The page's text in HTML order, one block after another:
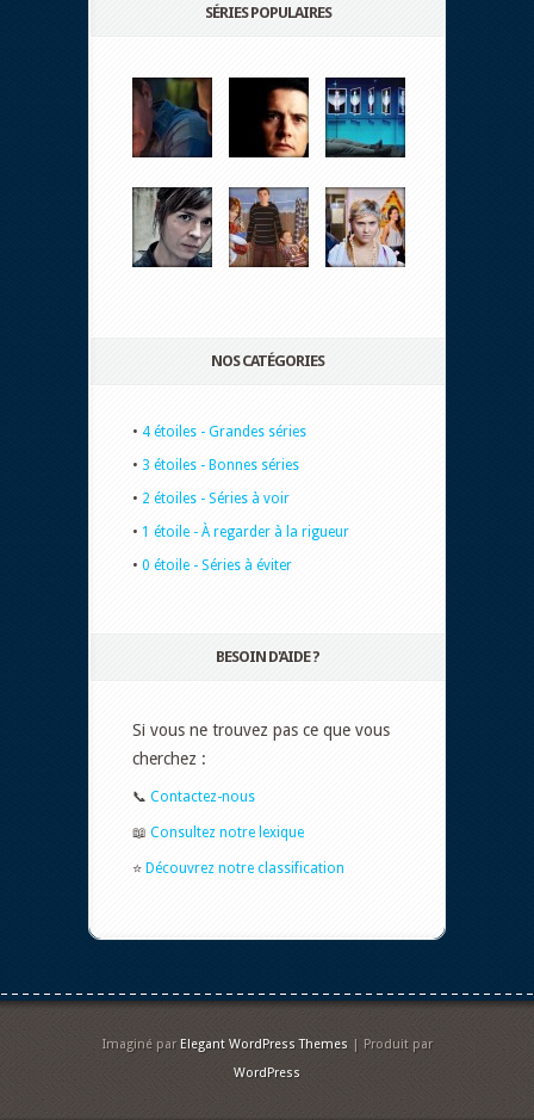
SÉRIES POPULAIRES
NOS CATÉGORIES
• 4 étoiles - Grandes séries
• 3 étoiles - Bonnes séries
• 2 étoiles - Séries à voir
• 1 étoile - À regarder à la rigueur
• 0 étoile - Séries à éviter
BESOIN D'AIDE ?
Si vous ne trouvez pas ce que vous
cherchez :
📞 Contactez-nous
📖 Consultez notre lexique
⭐ Découvrez notre classification
Imaginé par Elegant WordPress Themes| Produit par
WordPress